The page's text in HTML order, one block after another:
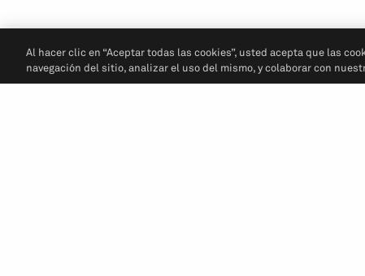
Al hacer clic en “Aceptar todas las cookies”, usted acepta que las
navegación del sitio, analizar el uso del mismo, y colaborar con